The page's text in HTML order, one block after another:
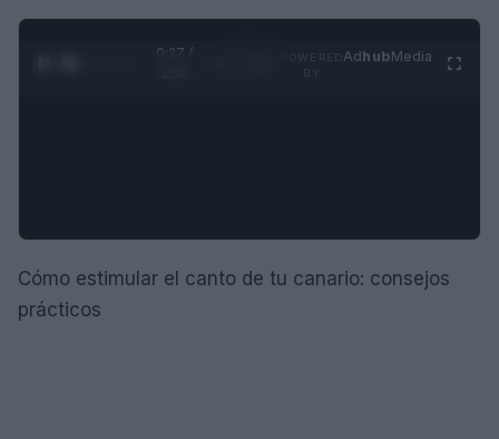
0:28 /
AdhubMedia
Cómo estimular el canto de tu canario: consejos
prácticos